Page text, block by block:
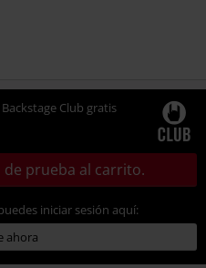
Club gratis
prueba al carrito.
iniciar sesión aquí:
ahora